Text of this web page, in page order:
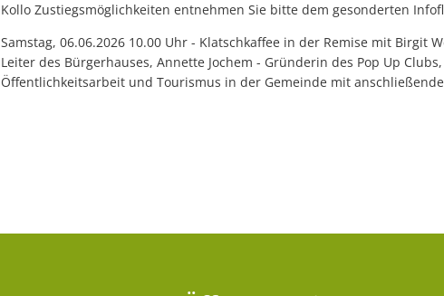
Kollo Zustiegsmöglichkeiten entnehmen Sie bitte dem gesonderten
Samstag, 06.06.2026 10.00 Uhr - Klatschkaffee in der Remise mit Birgit
Leiter des Bürgerhauses, Annette Jochem - Gründerin des Pop Up
Öffentlichkeitsarbeit und Tourismus in der Gemeinde mit